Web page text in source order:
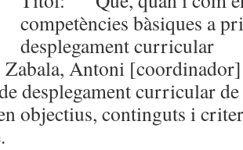
competències bàsiques a
desplegament curricular
Antoni [coordinador]
desplegament curricular
objectius, continguts i